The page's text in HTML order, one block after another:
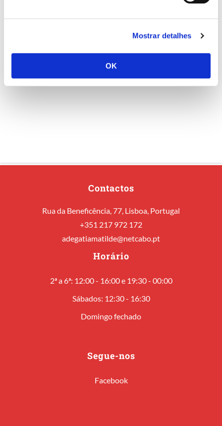
Mostrar detalhes
OK
Contactos
Rua da Beneficência, 77, Lisboa, Portugal
+351 217 972 172
adegatiamatilde@netcabo.pt
Horário
2ª a 6ª: 12:00 - 16:00 e 19:30 - 00:00
Sábados: 12:30 - 16:30
Domingo fechado
Segue-nos
Facebook